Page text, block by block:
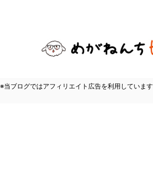
※当ブログではアフィリエイト広告を利用しています